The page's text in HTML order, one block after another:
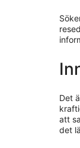
Det
att
det